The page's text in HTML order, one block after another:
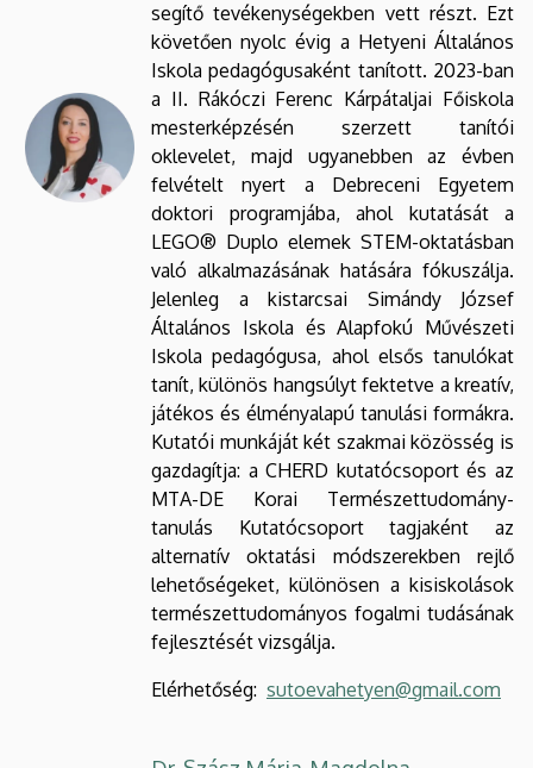
segítő tevékenységekben vett részt. Ezt
követően nyolc évig a Hetyeni Általános
Iskola pedagógusaként tanított. 2023-ban
a II. Rákóczi Ferenc Kárpátaljai Főiskola
mesterképzésén szerzett tanítói
oklevelet, majd ugyanebben az évben
felvételt nyert a Debreceni Egyetem
doktori programjába, ahol kutatását a
LEGO® Duplo elemek STEM-oktatásban
való alkalmazásának hatására fókuszálja.
Jelenleg a kistarcsai Simándy József
Általános Iskola és Alapfokú Művészeti
Iskola pedagógusa, ahol elsős tanulókat
tanít, különös hangsúlyt fektetve a kreatív,
játékos és élményalapú tanulási formákra.
Kutatói munkáját két szakmai közösség is
gazdagítja: a CHERD kutatócsoport és az
MTA-DE Korai Természettudomány-
tanulás Kutatócsoport tagjaként az
alternatív oktatási módszerekben rejlő
lehetőségeket, különösen a kisiskolások
természettudományos fogalmi tudásának
fejlesztését vizsgálja.
Elérhetőség: sutoevahetyen@gmail.com